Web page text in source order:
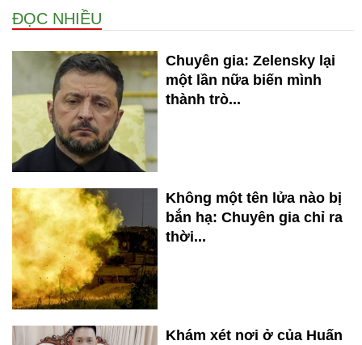
ĐỌC NHIỀU
Chuyên gia: Zelensky lại
một lần nữa biến mình
thành trò...
Không một tên lửa nào bị
bắn hạ: Chuyên gia chỉ ra
thời...
Khám xét nơi ở của Huấn